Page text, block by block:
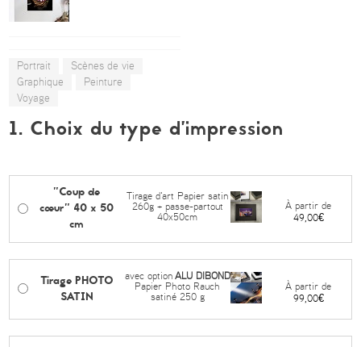
Portrait
Scènes de vie
Graphique
Peinture
Voyage
1. Choix du type d’impression
"Coup de
cœur" 40 x 50
cm
Tirage d'art Papier satin
260g + passe-partout
40x50cm
À partir de
49,00€
Tirage PHOTO
SATIN
avec option ALU DIBOND
Papier Photo Rauch
satiné 250 g
À partir de
99,00€